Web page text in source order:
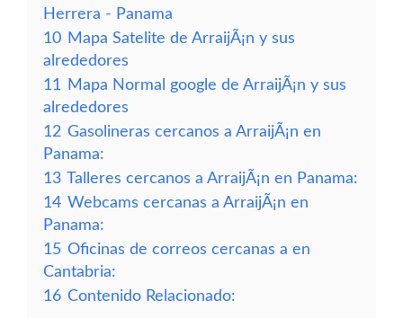
Herrera - Panama
10 Mapa Satelite de ArraijÃ¡n y sus
alrededores
11
Mapa Normal google de ArraijÃ¡n y sus
alrededores
12 Gasolineras cercanos a ArraijÃ¡n en
Panama:
13 Talleres cercanos a ArraijÃ¡n en Panama:
14 Webcams cercanas a ArraijÃ¡n en
Panama:
15 Oficinas de correos cercanas a en
Cantabria:
16 Contenido Relacionado: